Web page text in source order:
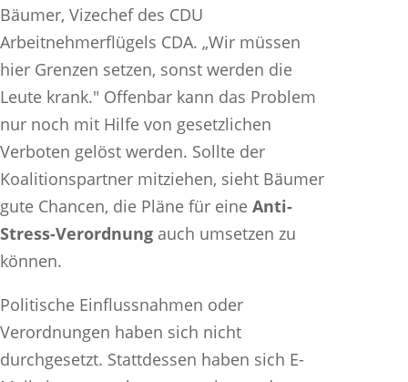
Bäumer, Vizechef des CDU
Arbeitnehmerflügels CDA. „Wir müssen
hier Grenzen setzen, sonst werden die
Leute krank." Offenbar kann das Problem
nur noch mit Hilfe von gesetzlichen
Verboten gelöst werden. Sollte der
Koalitionspartner mitziehen, sieht Bäumer
gute Chancen, die Pläne für eine Anti-
Stress-Verordnung auch umsetzen zu
können.
Politische Einflussnahmen oder
Verordnungen haben sich nicht
durchgesetzt. Stattdessen haben sich E-